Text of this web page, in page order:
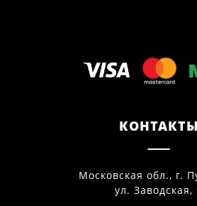
КОНТАКТЫ
Московская обл., г.
ул. Заводская,